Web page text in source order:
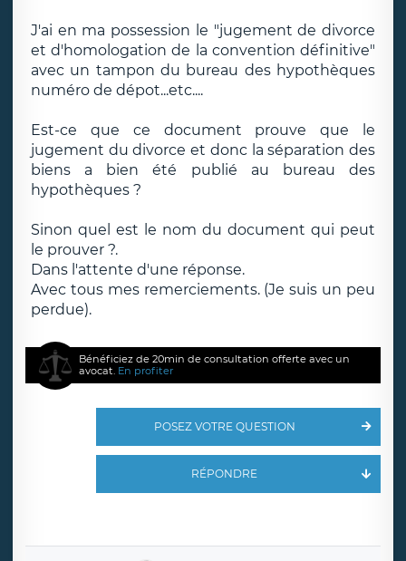
J'ai en ma possession le "jugement de divorce
et d'homologation de la convention définitive"
avec un tampon du bureau des hypothèques
numéro de dépot...etc....
Est-ce que ce document prouve que le
jugement du divorce et donc la séparation des
biens a bien été publié au bureau des
hypothèques ?
Sinon quel est le nom du document qui peut
le prouver ?.
Dans l'attente d'une réponse.
Avec tous mes remerciements. (Je suis un peu
perdue).
Bénéficiez de 20min de consultation offerte avec un
avocat. En profiter
POSEZ VOTRE QUESTION
RÉPONDRE